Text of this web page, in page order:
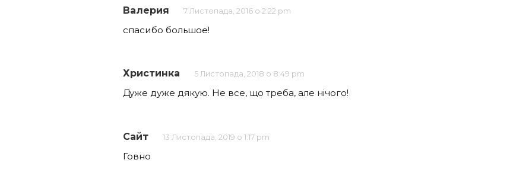
Валерия 7 Листопада, 2016 о 2:22 pm
спасибо большое!
Христинка 5 Листопада, 2018 о 8:49 pm
Дуже дуже дякую. Не все, що треба, але нічого!
Сайт 13 Листопада, 2019 о 1:17 pm
Говно